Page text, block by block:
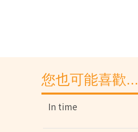
您也可能喜歡...
In time